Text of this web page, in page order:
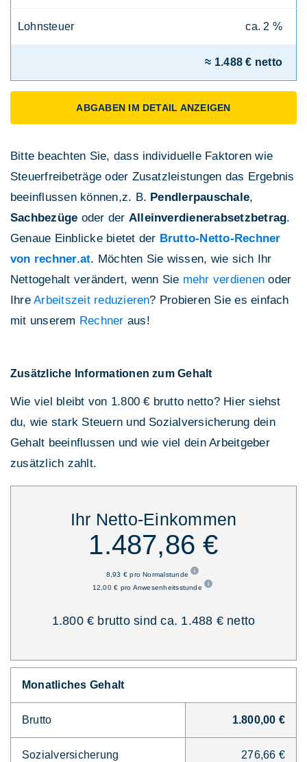
Lohnsteuer ca. 2 %
≈ 1.488 € netto
ABGABEN IM DETAIL ANZEIGEN
Bitte beachten Sie, dass individuelle Faktoren wie
Steuerfreibeträge oder Zusatzleistungen das Ergebnis
beeinflussen können,z. B. Pendlerpauschale,
Sachbezüge oder der Alleinverdienerabsetzbetrag.
Genaue Einblicke bietet der Brutto-Netto-Rechner
von rechner.at. Möchten Sie wissen, wie sich Ihr
Nettogehalt verändert, wenn Sie mehr verdienen oder
IhreArbeitszeit reduzieren? Probieren Sie es einfach
mit unserem Rechner aus!
Zusätzliche Informationen zum Gehalt
Wie viel bleibt von 1.800 € brutto netto? Hier siehst
du, wie stark Steuern und Sozialversicherung dein
Gehalt beeinflussen und wie viel dein Arbeitgeber
zusätzlich zahlt.
Ihr Netto-Einkommen
1.487,86 €
8,93 € pro Normalstunde
12,00 € pro Anwesenheitsstunde
1.800 € brutto sind ca. 1.488 € netto
Monatliches Gehalt
Brutto 1.800,00 €
Sozialversicherung 276,66 €